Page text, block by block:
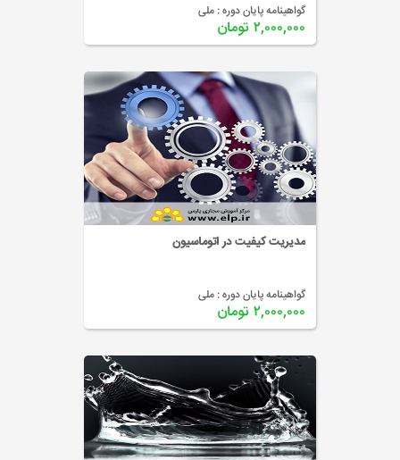
گواهینامه پایان دوره : ملی
۲,۰۰۰,۰۰۰ تومان
مدیریت کیفیت در اتوماسیون
گواهینامه پایان دوره : ملی
۲,۰۰۰,۰۰۰ تومان